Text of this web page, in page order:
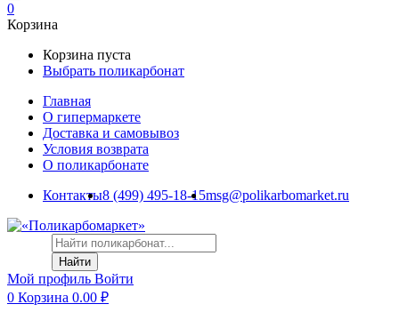
0
Корзина
Корзина пуста
Выбрать поликарбонат
Главная
О гипермаркете
Доставка и самовывоз
Условия возврата
О поликарбонате
Контакты8 (499) 495-18-15msg@polikarbomarket.ru
Найти
Мой профиль Войти
0 Корзина 0.00 ₽